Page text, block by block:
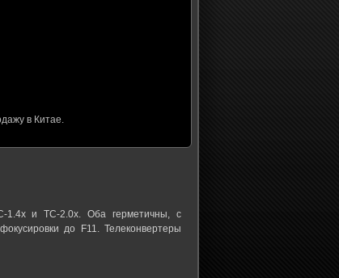
в Китае.
1.4x и TC-2.0x. Оба герметичны, с
до F11. Телеконвертеры